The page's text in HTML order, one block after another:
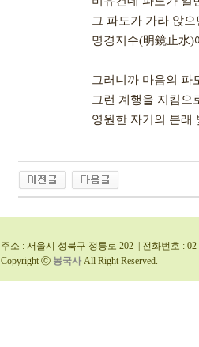
그 파도가 가라 앉
명경지수(明鏡止水)
그러니까 마음의
그런 계행을 지킴
영원한 자기의 본래
주소 : 서울시 성북구 정릉로 202 | 전화번호 :
Copyright ⓒ 봉국사 All Right Reserved.